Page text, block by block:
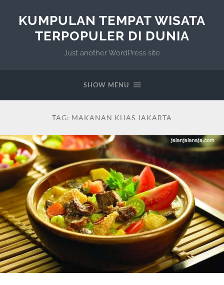
KUMPULAN TEMPAT WISATA
TERPOPULER DI DUNIA
Just another WordPress site
SHOW MENU
TAG: MAKANAN KHAS JAKARTA